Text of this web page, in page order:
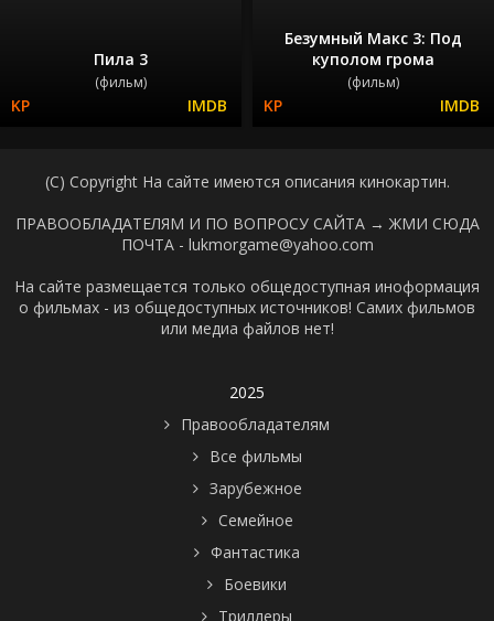
Пила 3
(фильм)
Безумный Макс 3: Под
куполом грома
(фильм)
(C) Copyright На сайте имеются описания кинокартин.
ПРАВООБЛАДАТЕЛЯМ И ПО ВОПРОСУ САЙТА → ЖМИ СЮДА
ПОЧТА - lukmorgame@yahoo.com
На сайте размещается только общедоступная иноформация
о фильмах - из общедоступных источников! Самих фильмов
или медиа файлов нет!
2025
Правообладателям
Все фильмы
Зарубежное
Семейное
Фантастика
Боевики
Триллеры